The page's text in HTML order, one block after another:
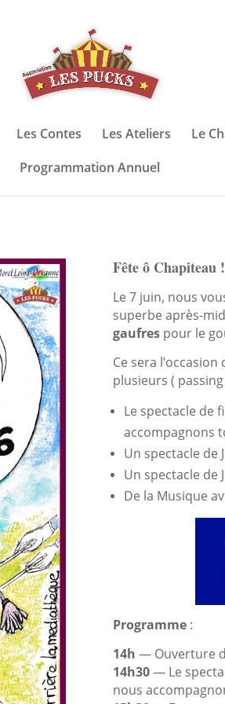
Les Contes Les Ateliers Le
Programmation Annuel
Fête ô Chapiteau !
Le 7 juin, nous
superbe après-
gaufrespour le
Ce sera
plusieurs (
Le spectacle de
accompagnons
Un spectacle de
Un spectacle de
De la Musique
Programme:
14h — Ouverture
14h30— Le
nous